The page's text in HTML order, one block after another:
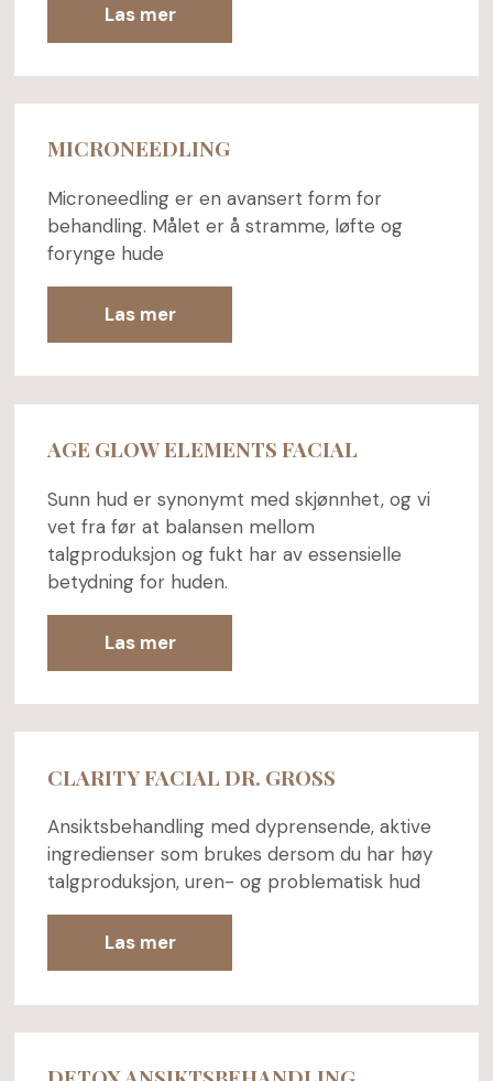
Las mer
MICRONEEDLING
Microneedling er en avansert form for
behandling. Målet er å stramme, løfte og
forynge hude
Las mer
AGE GLOW ELEMENTS FACIAL
Sunn hud er synonymt med skjønnhet, og vi
vet fra før at balansen mellom
talgproduksjon og fukt har av essensielle
betydning for huden.
Las mer
CLARITY FACIAL DR. GROSS
Ansiktsbehandling med dyprensende, aktive
ingredienser som brukes dersom du har høy
talgproduksjon, uren- og problematisk hud
Las mer